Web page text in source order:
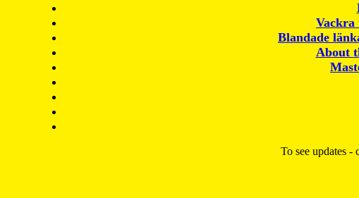
Blandade
About
To see updates